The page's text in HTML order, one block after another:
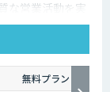
な営業活動を実
無料プラン